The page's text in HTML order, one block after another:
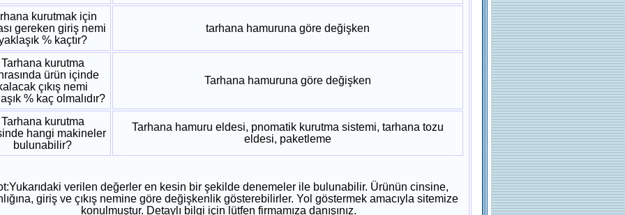
kurutmak için
gereken giriş nemi
% kaçtır?
tarhana hamuruna göre değişken
Tarhana kurutma
ürün içinde
çıkış nemi
% kaç olmalıdır?
Tarhana hamuruna göre değişken
Tarhana kurutma
hangi makineler
bulunabilir?
Tarhana hamuru eldesi, pnomatik kurutma sistemi, tarhana tozu
eldesi, paketleme
verilen değerler en kesin bir şekilde denemeler ile bulunabilir. Ürünün cinsine,
giriş ve çıkış nemine göre değişkenlik gösterebilirler. Yol göstermek amacıyla sitemize
konulmuştur. Detaylı bilgi için lütfen firmamıza danışınız.